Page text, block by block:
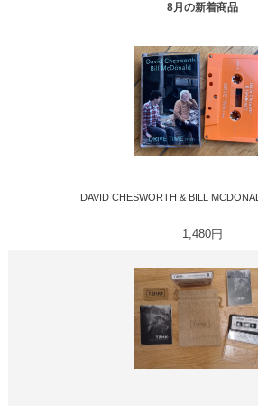
8月の新着商品
DAVID CHESWORTH & BILL
1,480円